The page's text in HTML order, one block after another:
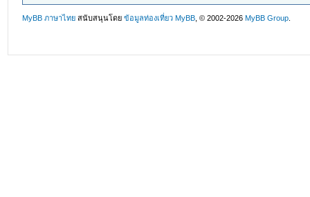
MyBB ภาษาไทย สนับสนุนโดยข้อมูลท่องเที่ยว MyBB , © 2002-2026MyBB Group